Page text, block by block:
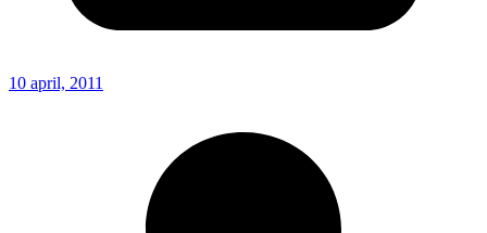
10 april, 2011